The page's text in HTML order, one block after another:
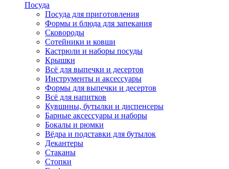
Посуда
Посуда для приготовления
Формы и блюда для запекания
Сковороды
Сотейники и ковши
Кастрюли и наборы посуды
Крышки
Всё для выпечки и десертов
Инструменты и аксессуары
Формы для выпечки и десертов
Всё для напитков
Кувшины, бутылки и диспенсеры
Барные аксессуары и наборы
Бокалы и рюмки
Вёдра и подставки для бутылок
Декантеры
Стаканы
Стопки